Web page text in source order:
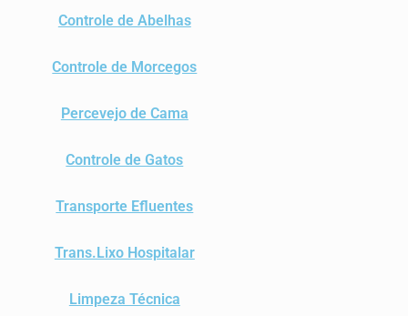
Controle de Abelhas
Controle de Morcegos
Percevejo de Cama
Controle de Gatos
Transporte Efluentes
Trans.Lixo Hospitalar
Limpeza Técnica